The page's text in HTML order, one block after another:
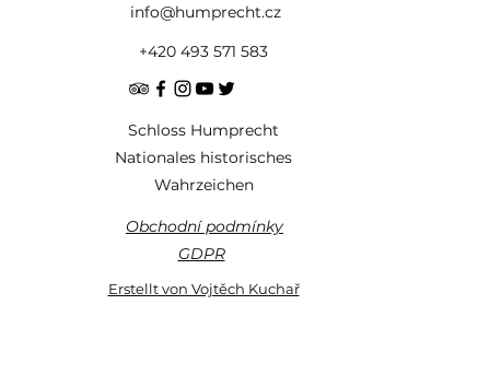
info@humprecht.cz
+420 493 571 583
Schloss Humprecht
Nationales historisches
Wahrzeichen
Obchodní podmínky
GDPR
Erstellt von Vojtěch Kuchař